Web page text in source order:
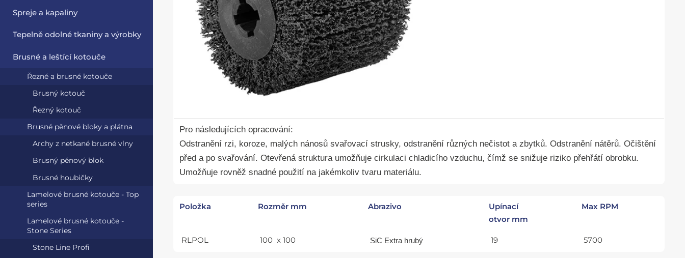
Spreje a kapaliny
Tepelně odolné tkaniny a výrobky
Brusné a leštící kotouče
Řezné a brusné kotouče
Brusný kotouč
Řezný kotouč
Brusné pěnové bloky a plátna
Archy z netkané brusné vlny
Brusný pěnový blok
Brusné houbičky
Lamelové brusné kotouče - Top
series
Lamelové brusné kotouče -
Stone Series
Stone Line Profi
Pro následujících opracování:
Odstranění rzi, koroze, malých nánosů svařovací strusky, odstranění různých nečistot a zbytků. Odstranění nátěrů. Očištění
před a posvařování.Otevřená struktura umožňuje cirkulaci chladicího vzduchu, čímž se snižuje riziko přehřátí obrobku.
Umožňuje rovněž snadné použití na jakémkoliv tvaru materiálu.
Položka Rozměr mm Abrazivo
Upínací
otvor mm
Max RPM
RLPOL 100 x 100 SiC Extra hrubý 19 5700